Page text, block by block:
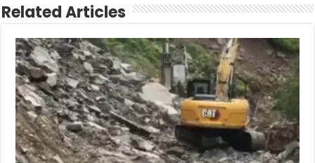
Related Articles